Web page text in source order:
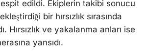
edildi. Ekiplerin takibi sonucu
bir hırsızlık sırasında
Hırsızlık ve yakalanma anları ise
yansıdı.